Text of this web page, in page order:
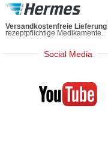
Versandkostenfreie Lieferung
rezeptpflichtige Medikamente.
Social Media
Mediherz